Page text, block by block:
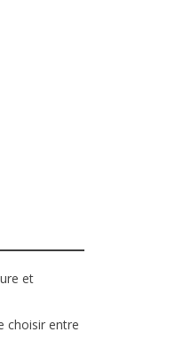
et
choisir entre